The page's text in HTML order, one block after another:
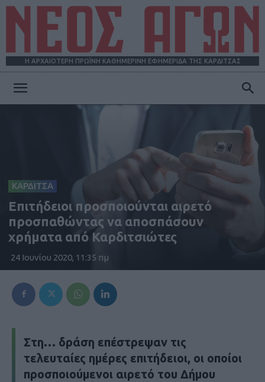
Η ΑΡΧΑΙΟΤΕΡΗ ΠΡΩΪΝΗ ΚΑΘΗΜΕΡΙΝΗ ΕΦΗΜΕΡΙΔΑ ΤΗΣ ΚΑΡΔΙΤΣΑΣ
ΑΓΩΝ
ΚΑΡΔΙΤΣΑ
Επιτήδειοι προσποιούνται αιρετό
προσπαθώντας να αποσπάσουν
χρήματα από Καρδιτσιώτες
24 Ιουνίου 2020, 11:35 πμ
Στη… δράση επέστρεψαν τις
τελευταίες ημέρες επιτήδειοι, οι οποίοι
προσποιούμενοι αιρετό του Δήμου